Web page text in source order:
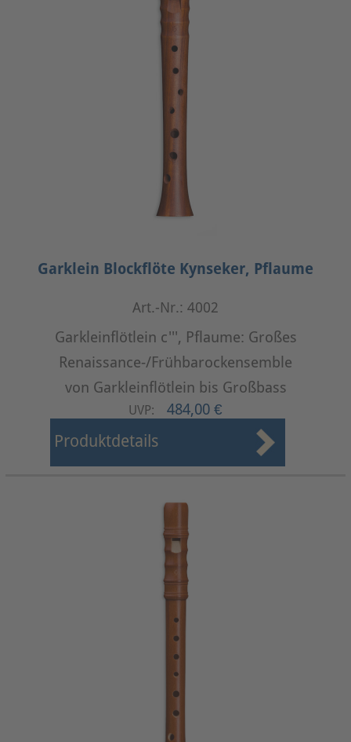
Garklein Blockflöte Kynseker, Pflaume
Art.-Nr.: 4002
Garkleinflötlein c''', Pflaume: Großes
Renaissance-/Frühbarockensemble
von Garkleinflötlein bis Großbass
UVP: 484,00 €
Produktdetails